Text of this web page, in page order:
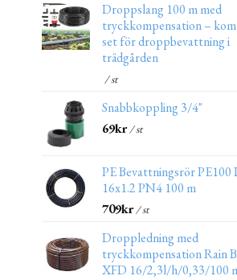
Droppslang 100 m med
tryckkompensation –
set för droppbevattning i
trädgården
/ st
Snabbkoppling 3/4"
69kr/ st
PE Bevattningsrör PE100
16x1.2 PN4 100 m
709kr/ st
Droppledning med
tryckkompensation Rain
XFD 16/2,3l/h/0,33/100